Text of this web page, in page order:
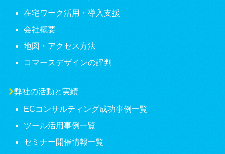
在宅ワーク活用・導入支援
会社概要
地図・アクセス方法
コマースデザインの評判
弊社の活動と実績
ECコンサルティング成功事例一覧
ツール活用事例一覧
セミナー開催情報一覧